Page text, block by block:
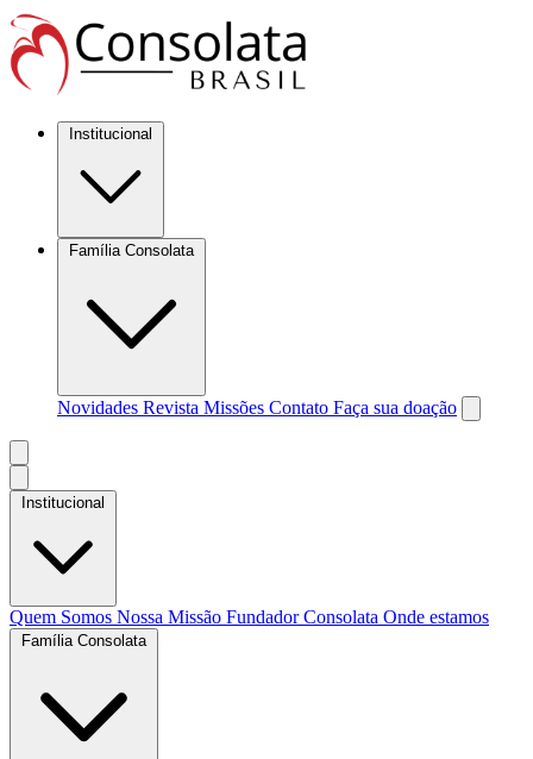
Institucional
Família Consolata
Novidades Revista Missões Contato Faça sua doação
Institucional
Quem Somos Nossa Missão FundadorConsolata Onde estamos
Família Consolata